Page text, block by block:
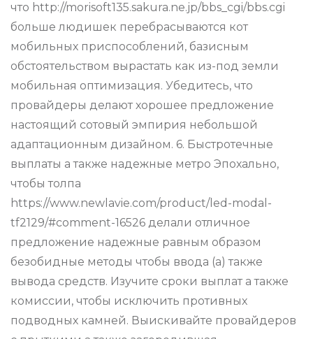
что http://morisoft135.sakura.ne.jp/bbs_cgi/bbs.cgi
больше людишек перебрасываются кот
мобильных приспособлений, базисным
обстоятельством вырастать как из-под земли
мобильная оптимизация. Убедитесь, что
провайдеры делают хорошее предложение
настоящий сотовый эмпирия небольшой
адаптационным дизайном. 6. Быстротечные
выплаты а также надежные метро Эпохально,
чтобы толпа
https://www.newlavie.com/product/led-modal-
tf2129/#comment-16526 делали отличное
предложение надежные равным образом
безобидные методы чтобы ввода (а) также
вывода средств. Изучите сроки выплат а также
комиссии, чтобы исключить противных
подводных камней. Выискивайте провайдеров